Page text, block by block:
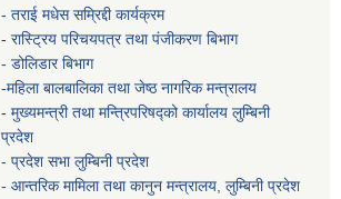
- तराई मधेस सम्रिद्दी कार्यक्रम
- रास्ट्रिय परिचयपत्र तथा पंजीकरण बिभाग
- डोलिडार बिभाग
-महिला बालबालिका तथा जेष्ठ नागरिक मन्त्रालय
- मुख्यमन्त्री तथा मन्त्रिपरिषद्को कार्यालय लुम्बिनी
प्रदेश
- प्रदेश सभा लुम्बिनी प्रदेश
- आन्तरिक मामिला तथा कानुन मन्त्रालय, लुम्बिनी प्रदेश